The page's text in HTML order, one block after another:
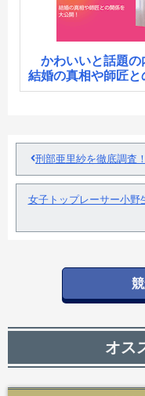
かわいいと話題の
結婚の真相や師匠と
刑部亜里紗を徹底調査
女子トップレーサー小野
オス